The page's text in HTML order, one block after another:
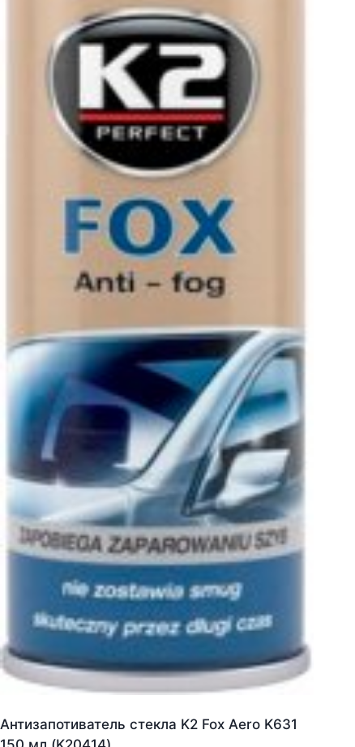
Антизапотиватель стекла K2 Fox Aero K631